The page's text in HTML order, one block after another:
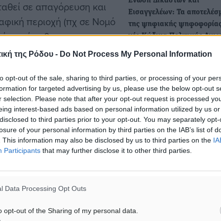
της Ρόδου - Do Not Process My Personal Information
opt-out of the sale, sharing to third parties, or processing of your
for targeted advertising by us, please use the below opt-out
selection. Please note that after your opt-out request is processed
interest-based ads based on personal information utilized by us
to third parties prior to your opt-out. You may separately
of your personal information by third parties on the IAB’s list of
This information may also be disclosed by us to third parties on the
Participants that may further disclose it to other third parties.
Data Processing Opt Outs
opt-out of the Sharing of my personal data.
σε απαγόρευση και
περιοχή (πχ σε Νομό
τούτο θα
11 του Συντάγματος
48 του Συντάγματος
Βλάχου, Το
Χρυσόγονο, Ατομικά και
Εισαγγελέων: Τα
της ψηφιακής
νέο Κώδικα Πολιτικής
Ολοκληρώθηκε η διαδικασία
διοργάνωσε η Ένωση
Εισαγγελέων, στην…
Ένωση Δικαστών και
Εισαγγελέων:
την απονομή της
ν/σ για τον Κώδικα
παρουσίαση…